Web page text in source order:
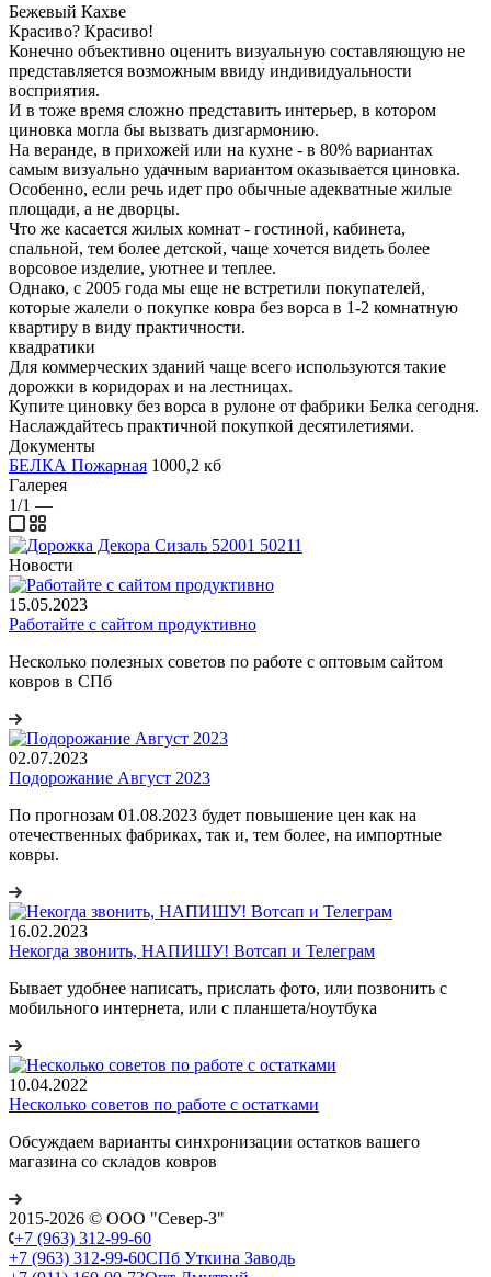
Бежевый Кахве
Красиво? Красиво!
Конечно объективно оценить визуальную составляющую не
представляется возможным ввиду индивидуальности
восприятия.
И в тоже время сложно представить интерьер, в котором
циновка могла бы вызвать дизгармонию.
На веранде, в прихожей или на кухне - в 80% вариантах
самым визуально удачным вариантом оказывается циновка.
Особенно, если речь идет про обычные адекватные жилые
площади, а не дворцы.
Что же касается жилых комнат - гостиной, кабинета,
спальной, тем более детской, чаще хочется видеть более
ворсовое изделие, уютнее и теплее.
Однако, с 2005 года мы еще не встретили покупателей,
которые жалели о покупке ковра без ворса в 1-2 комнатную
квартиру в виду практичности.
квадратики
Для коммерческих зданий чаще всего используются такие
дорожки в коридорах и на лестницах.
Купите циновку без ворса в рулоне от фабрики Белка сегодня.
Наслаждайтесь практичной покупкой десятилетиями.
Документы
БЕЛКА Пожарная 1000,2 кб
Галерея
1/1 —
Новости
15.05.2023
Работайте с сайтом продуктивно
Несколько полезных советов по работе с оптовым сайтом
ковров в СПб
02.07.2023
Подорожание Август 2023
По прогнозам 01.08.2023 будет повышение цен как на
отечественных фабриках, так и, тем более, на импортные
ковры.
16.02.2023
Некогда звонить, НАПИШУ! Вотсап и Телеграм
Бывает удобнее написать, прислать фото, или позвонить с
мобильного интернета, или с планшета/ноутбука
10.04.2022
Несколько советов по работе с остатками
Обсуждаем варианты синхронизации остатков вашего
магазина со складов ковров
2015-2026 © ООО "Север-З"
+7 (963) 312-99-60
+7 (963) 312-99-60СПб Уткина Заводь